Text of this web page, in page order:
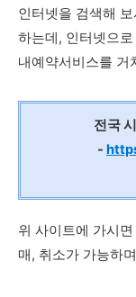
인터넷을 검색해
하는데, 인터넷으
내예약서비스를 거
전국
-
위 사이트에 가시
매, 취소가 가능하